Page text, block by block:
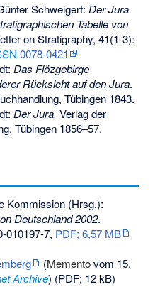
Schweigert: Der Jura
Tabelle von
on Stratigraphy, 41(1-3):
0078-0421
Das Flözgebirge
Rücksicht auf den Jura.
Tübingen 1843.
Der Jura. Verlag der
Tübingen 1856–57.
Kommission (Hrsg.):
Deutschland 2002.
010197-7, PDF; 6,57 MB
(Mementovom 15.
Archive) (PDF; 12 kB)